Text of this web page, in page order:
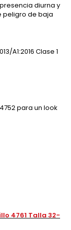
diurna y
peligro de baja
A1:2016 Clase 1
para un look
4761 Talla 32-